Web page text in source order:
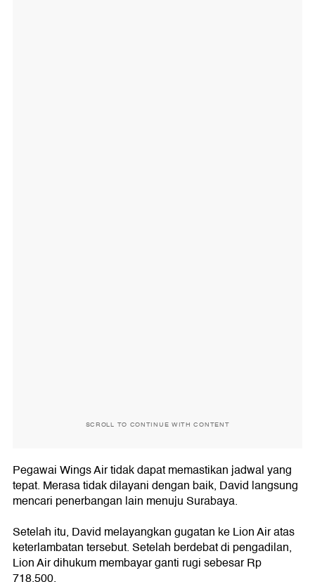
SCROLL TO CONTINUE WITH CONTENT
Pegawai Wings Air tidak dapat memastikan jadwal yang
tepat. Merasa tidak dilayani dengan baik, David langsung
mencari penerbangan lain menuju Surabaya.
Setelah itu, David melayangkan gugatan ke Lion Air atas
keterlambatan tersebut. Setelah berdebat di pengadilan,
Lion Air dihukum membayar ganti rugi sebesar Rp